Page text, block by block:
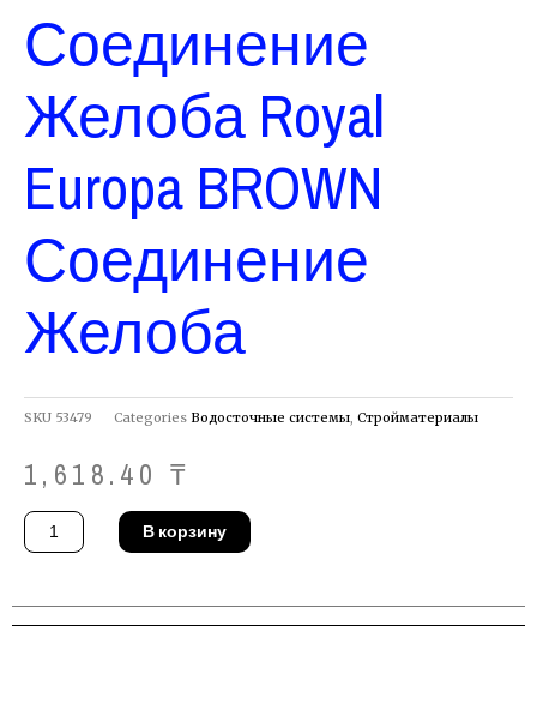
Соединение
Желоба Royal
Europa BROWN
Соединение
Желоба
SKU 53479 Categories Водосточные системы, Стройматериалы
1,618.40 ₸
Количество
товара
Соединение
BROWN
соединение
В корзину